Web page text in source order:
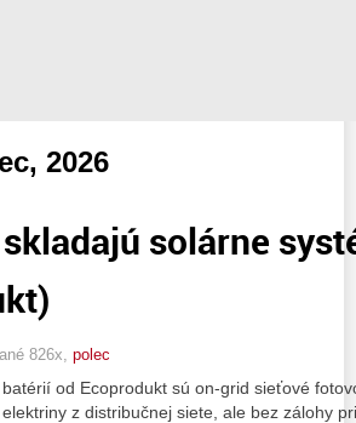
2026
solárne
826x, polec
od Ecoprodukt sú on‑grid sieťové
z distribučnej siete, ale bez zálohy